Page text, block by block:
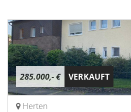
285.000,- € VERKAUFT
Herten